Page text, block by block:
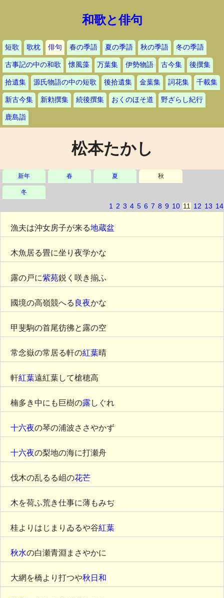
和歌と俳句
短歌 歌枕 俳句 春の季語 夏の季語 秋の季語 冬の季語
古事記の中の和歌 懐風藻 万葉集 伊勢物語 古今集 後撰集
拾遺集 源氏物語の中の短歌 後拾遺集 金葉集 詞花集 千載集
新古今集 新勅撰集 続後撰集 おくのほそ道 野ざらし紀行
鹿島詣
松本たかし
新年 春 夏 秋
冬
1 2 3 4 5 6 7 8 9 10 11 12 13 14
漁夫は沖女房子が来る地蔵盆
木魚居る畳に坐り夜学かな
露の戸に紫苑鋭く咲き揃ふ
國境の高嶺競へる 良夜かな
甲斐駒の首尾彷彿と露の空
常念嶽の常居る軒の紅葉晴
軒紅葉遠紅葉して槍穂高
楠多き中にも巨樹の露 しぐれ
十六夜の琴の浦波ささやかず
十六夜の梨地の海に打瀬舟
伐木の乱るる岨の花芒
木を荷ふ荒き仕事に薄もみぢ
桂よりはじまりゐるや谷紅葉
秋水の白瀬青淵まさやかに
大網を橋より打つや秋日和